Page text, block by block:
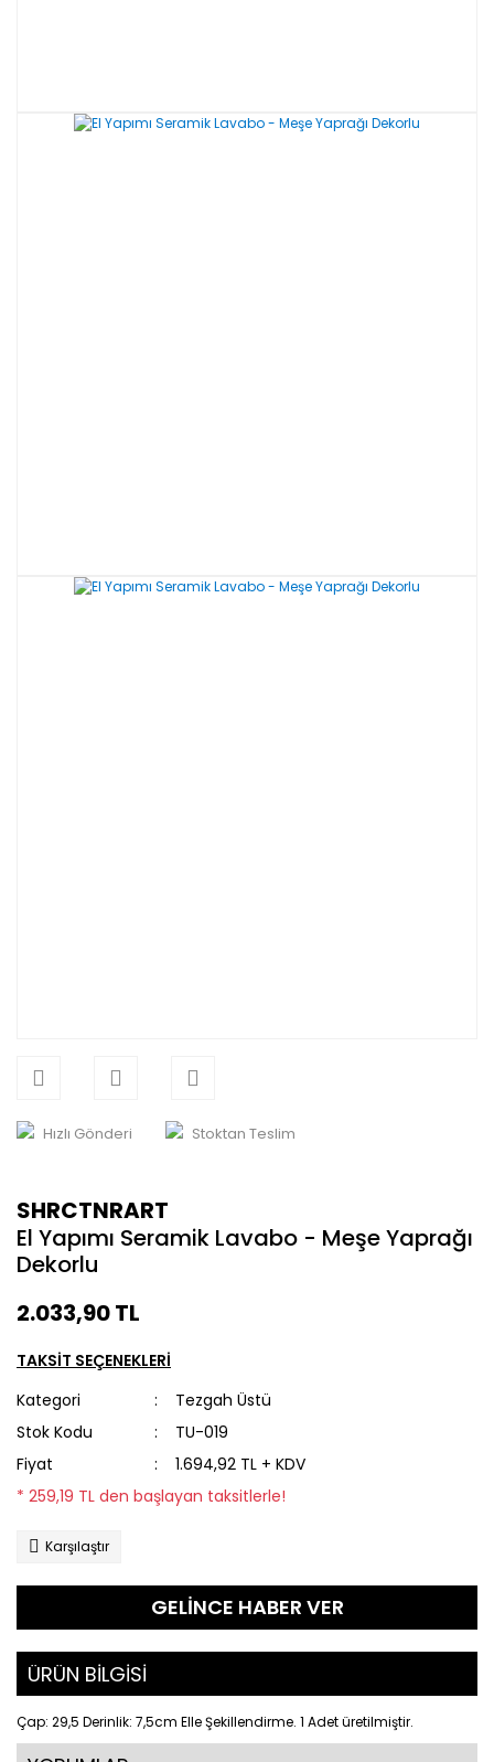
Hızlı Gönderi Stoktan Teslim
SHRCTNRART
El Yapımı Seramik Lavabo - Meşe Yaprağı
Dekorlu
2.033,90 TL
TAKSİT SEÇENEKLERİ
Kategori
Tezgah Üstü
Stok Kodu
TU-019
Fiyat
1.694,92 TL + KDV
* 259,19 TL den başlayan taksitlerle!
Karşılaştır
GELİNCE HABER VER
ÜRÜN BİLGİSİ
Çap: 29,5 Derinlik: 7,5cm Elle Şekillendirme. 1 Adet üretilmiştir.